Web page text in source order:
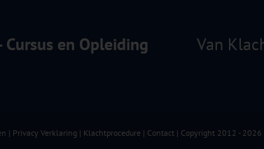
Cursus en Opleiding Van
| Privacy Verklaring | Klachtprocedure | Contact | Copyright 2012 - 2026